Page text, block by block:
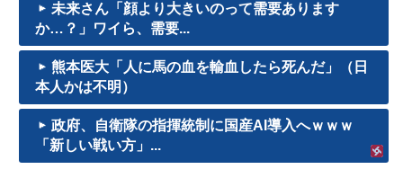
未来さん「顔より大きいのって需要あります
か…？」ワイら、需要...
熊本医大「人に馬の血を輸血したら死んだ」（日
本人かは不明）
政府、自衛隊の指揮統制に国産AI導入へｗｗｗ
「新しい戦い方」...